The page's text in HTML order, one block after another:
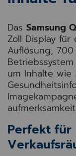
DasSamsung
Zoll Display
Auflösung,
um Inhalte wie
Perfekt